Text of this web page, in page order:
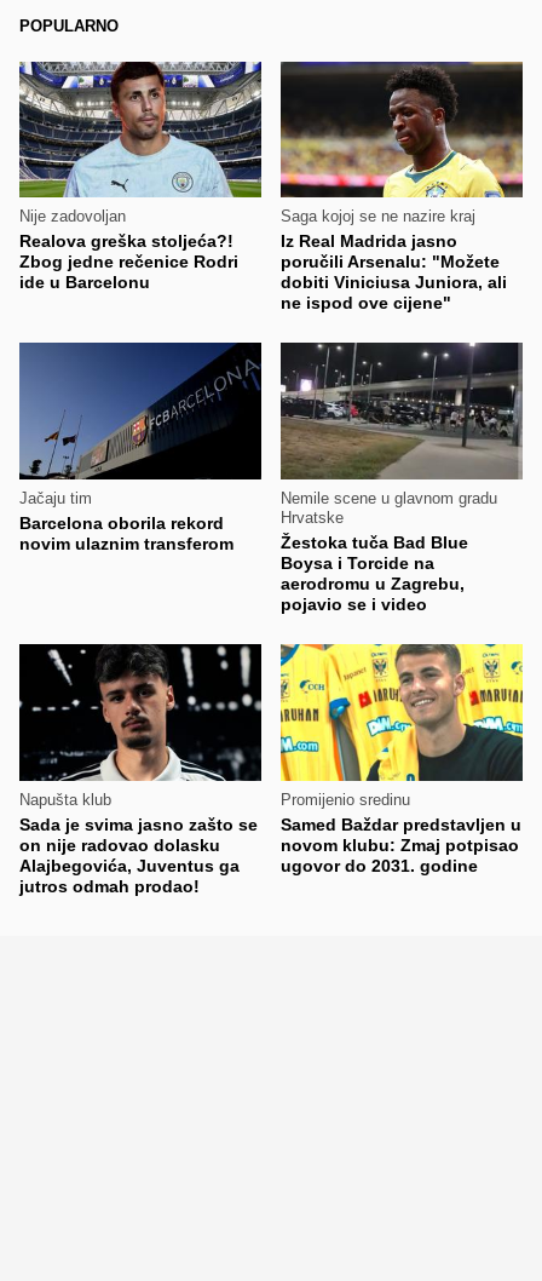
POPULARNO
Nije zadovoljan
Realova greška stoljeća?!
Zbog jedne rečenice Rodri
ide u Barcelonu
Saga kojoj se ne nazire kraj
Iz Real Madrida jasno
poručili Arsenalu: "Možete
dobiti Viniciusa Juniora, ali
ne ispod ove cijene"
Jačaju tim
Barcelona oborila rekord
novim ulaznim transferom
Nemile scene u glavnom gradu
Hrvatske
Žestoka tuča Bad Blue
Boysa i Torcide na
aerodromu u Zagrebu,
pojavio se i video
Napušta klub
Sada je svima jasno zašto se
on nije radovao dolasku
Alajbegovića, Juventus ga
jutros odmah prodao!
Promijenio sredinu
Samed Baždar predstavljen u
novom klubu: Zmaj potpisao
ugovor do 2031. godine